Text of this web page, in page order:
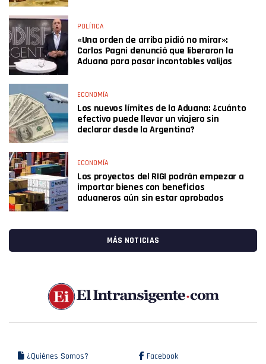
POLÍTICA
«Una orden de arriba pidió no mirar»:
Carlos Pagni denunció que liberaron la
Aduana para pasar incontables valijas
ECONOMÍA
Los nuevos límites de la Aduana: ¿cuánto
efectivo puede llevar un viajero sin
declarar desde la Argentina?
ECONOMÍA
Los proyectos del RIGI podrán empezar a
importar bienes con beneficios
aduaneros aún sin estar aprobados
MÁS NOTICIAS
¿Quiénes Somos? Facebook